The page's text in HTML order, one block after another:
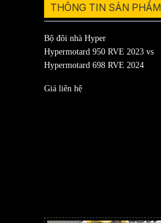
THÔNG TIN SẢN PHẨM
Bộ đôi nhà Hyper
Hypermotard 950 RVE 2023 vs
Hypermotard 698 RVE 2024
Giá liên hệ